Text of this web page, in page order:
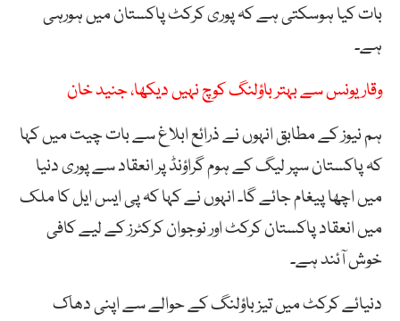
بات کیا ہوسکتی ہے کہ پوری کرکٹ پاکستان میں ہورہی
ہے۔
وقار یونس سے بہتر باؤلنگ کوچ نہیں دیکھا، جنید خان
ہم نیوز کے مطابق انہوں نے ذرائع ابلاغ سے بات چیت میں کہا
کہ پاکستان سپر لیگ کے ہوم گراؤنڈ پر انعقاد سے پوری دنیا
میں اچھا پیغام جائے گا۔ انہوں نے کہا کہ پی ایس ایل کا ملک
میں انعقاد پاکستان کرکٹ اور نوجوان کرکٹرز کے لیے کافی
خوش آئند ہے۔
دنیائے کرکٹ میں تیز باؤلنگ کے حوالے سے اپنی دھاک